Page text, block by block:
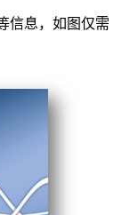
信息，如图仅需